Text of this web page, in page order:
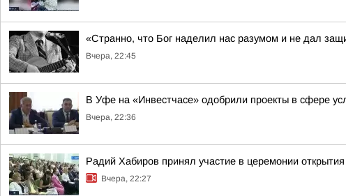
«Странно, что Бог наделил нас разумом и не дал
Вчера, 22:45
В Уфе на «Инвестчасе» одобрили проекты в сфере
Вчера, 22:36
Радий Хабиров принял участие в церемонии
Вчера, 22:27